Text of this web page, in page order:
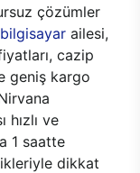
çözümler
ailesi,
cazip
geniş kargo
hızlı ve
1 saatte
dikkat